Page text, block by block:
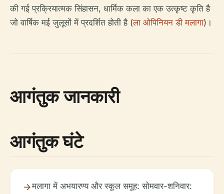
की गई प्रक्रियात्मक सिंहासन, धार्मिक कला का एक उत्कृष्ट कृति है
जो वार्षिक मई जुलूसों में प्रदर्शित होती है (ला ओपिनियन डी मलागा)।
आगंतुक जानकारी
आगंतुक घंटे
मलागा में अभयारण्य और स्कूल समूह: सोमवार-शनिवार: